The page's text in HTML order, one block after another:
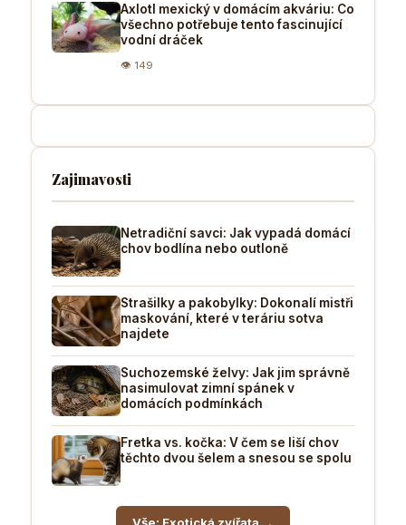
Axlotl mexický v domácím akváriu: Co
všechno potřebuje tento fascinující
vodní dráček
👁 149
Zajimavosti
Netradiční savci: Jak vypadá domácí
chov bodlína nebo outloně
Strašilky a pakobylky: Dokonalí mistři
maskování, které v teráriu sotva
najdete
Suchozemské želvy: Jak jim správně
nasimulovat zimní spánek v
domácích podmínkách
Fretka vs. kočka: V čem se liší chov
těchto dvou šelem a snesou se spolu
Vše: Exotická zvířata →